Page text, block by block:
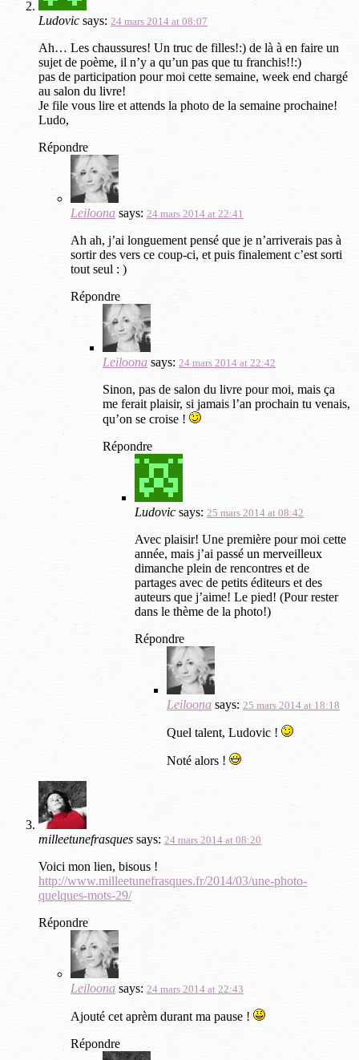
Ludovic says: 24 mars 2014 at 08:07
Ah… Les chaussures! Un truc de filles!:) de là à en faire un
sujet de poème, il n’y a qu’un pas que tu franchis!!:)
pas de participation pour moi cette semaine, week end chargé
au salon du livre!
Je file vous lire et attends la photo de la semaine prochaine!
Ludo,
Répondre
Leiloona says: 24 mars 2014 at 22:41
Ah ah, j’ai longuement pensé que je n’arriverais pas à
sortir des vers ce coup-ci, et puis finalement c’est sorti
tout seul : )
Répondre
Leiloona says: 24 mars 2014 at 22:42
Sinon, pas de salon du livre pour moi, mais ça
me ferait plaisir, si jamais l’an prochain tu venais,
qu’on se croise !
Répondre
Ludovic says: 25 mars 2014 at 08:42
Avec plaisir! Une première pour moi cette
année, mais j’ai passé un merveilleux
dimanche plein de rencontres et de
partages avec de petits éditeurs et des
auteurs que j’aime! Le pied! (Pour rester
dans le thème de la photo!)
Répondre
Leiloona says: 25 mars 2014 at 18:18
Quel talent, Ludovic !
Noté alors !
milleetunefrasques says: 24 mars 2014 at 08:20
Voici mon lien, bisous !
http://www.milleetunefrasques.fr/2014/03/une-photo-
quelques-mots-29/
Répondre
Leiloona says: 24 mars 2014 at 22:43
Ajouté cet aprèm durant ma pause !
Répondre